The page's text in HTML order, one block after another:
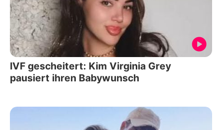
IVF gescheitert: Kim Virginia Grey
pausiert ihren Babywunsch